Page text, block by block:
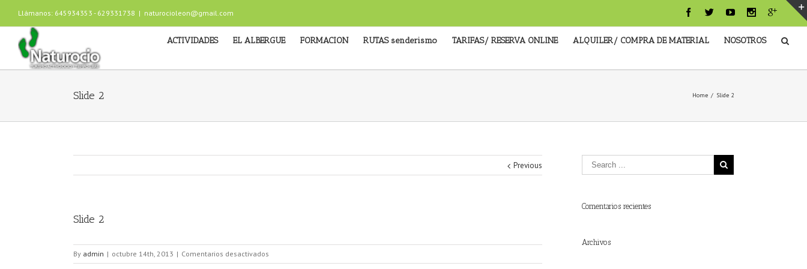
Llámanos: 645934353 - 629331738 | naturocioleon@gmail.com
ACTIVIDADES EL ALBERGUE FORMACION RUTAS senderismo TARIFAS/ RESERVA ONLINE ALQUILER/ COMPRA DE MATERIAL NOSOTROS
Slide 2 Home / Slide 2
Previous
Slide 2
By admin | octubre 14th, 2013 | Comentarios desactivados
Slide
Comentarios recientes
Archivos